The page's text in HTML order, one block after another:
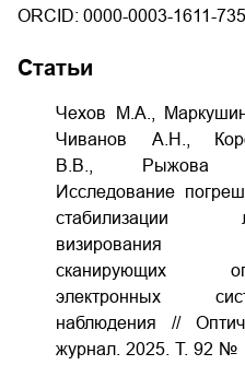
ORCID: 0000-0003-1611-
Статьи
Чехов М.А., Маркушин
Чиванов А.Н.,
В.В., Рыжова
Исследование
стабилизации
сканирующих
электронных
наблюдения //
журнал. 2025. Т. 92 №